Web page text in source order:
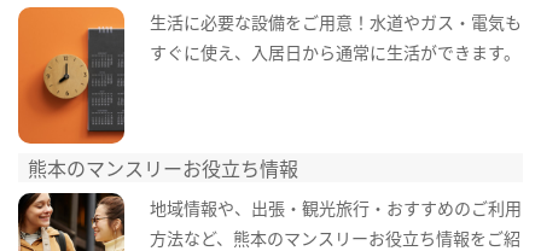
生活に必要な設備をご用意！水道やガス・電気も
すぐに使え、入居日から通常に生活ができます。
熊本のマンスリーお役立ち情報
地域情報や、出張・観光旅行・おすすめのご利用
方法など、熊本のマンスリーお役立ち情報をご紹